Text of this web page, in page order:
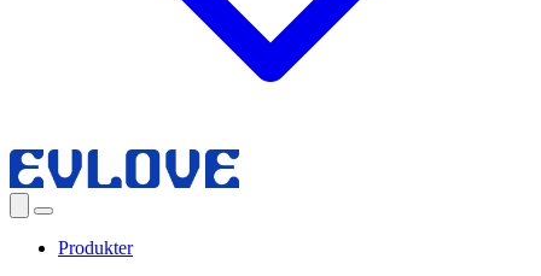
Produkter